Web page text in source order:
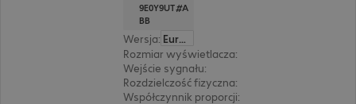
9E0Y9UT#A
BB
Wersja:
Europa
Rozmiar wyświetlacza:
Wejście sygnału:
Rozdzielczość fizyczna:
Współczynnik proporcji: